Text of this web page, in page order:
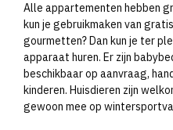
Alle appartementen hebben
kun je gebruikmaken van
gourmetten? Dan kun je ter
apparaat huren. Er zijn
beschikbaar op aanvraag,
kinderen. Huisdieren zijn
gewoon mee op